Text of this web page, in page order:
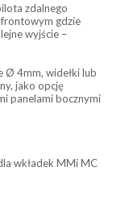
zdalnego
gdzie
wyjście –
Ø 4mm, widełki lub
jako opcję
panelami bocznymi
wkładek MMi MC